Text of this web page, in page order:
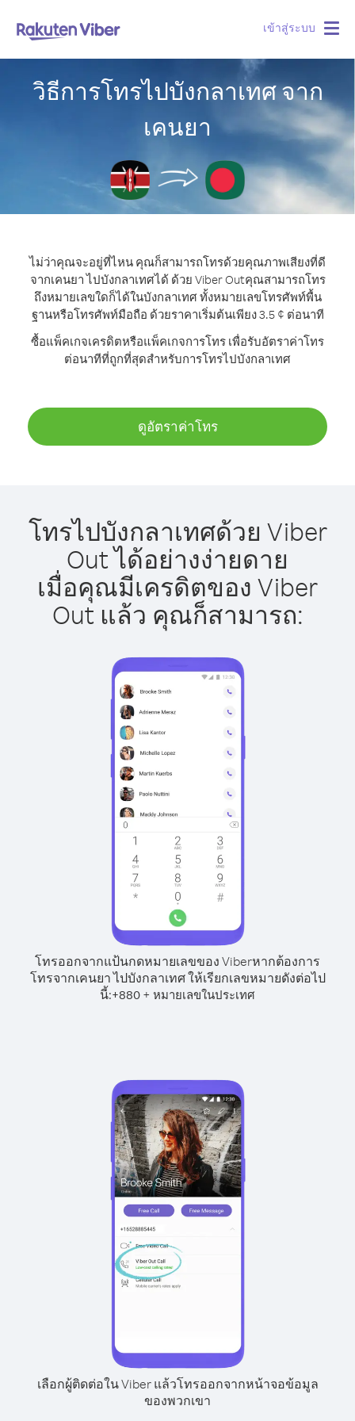
เข้าสู่ระบบ
วิธีการโทรไปบังกลาเทศ จาก
เคนยา
ไม่ว่าคุณจะอยู่ที่ไหน คุณก็สามารถโทรด้วยคุณภาพเสียงที่ดี
จากเคนยา ไปบังกลาเทศได้ ด้วย Viber Outคุณสามารถโทร
ถึงหมายเลขใดก็ได้ในบังกลาเทศ ทั้งหมายเลขโทรศัพท์พื้น
ฐานหรือโทรศัพท์มือถือ ด้วยราคาเริ่มต้นเพียง 3.5 ¢ ต่อนาที
ซื้อแพ็คเกจเครดิตหรือแพ็คเกจการโทร เพื่อรับอัตราค่าโทร
ต่อนาทีที่ถูกที่สุดสำหรับการโทรไปบังกลาเทศ
ดูอัตราค่าโทร
โทรไปบังกลาเทศด้วย Viber
Out ได้อย่างง่ายดาย
เมื่อคุณมีเครดิตของ Viber
Out แล้ว คุณก็สามารถ:
โทรออกจากแป้นกดหมายเลขของ Viberหากต้องการ
โทรจากเคนยา ไปบังกลาเทศ ให้เรียกเลขหมายดังต่อไป
นี้:+880 + หมายเลขในประเทศ
เลือกผู้ติดต่อใน Viber แล้วโทรออกจากหน้าจอข้อมูล
ของพวกเขา